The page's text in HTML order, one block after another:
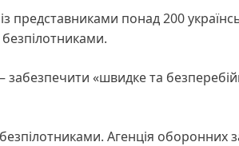
із представниками понад 200
забезпечити «швидке та
Агенція оборонних